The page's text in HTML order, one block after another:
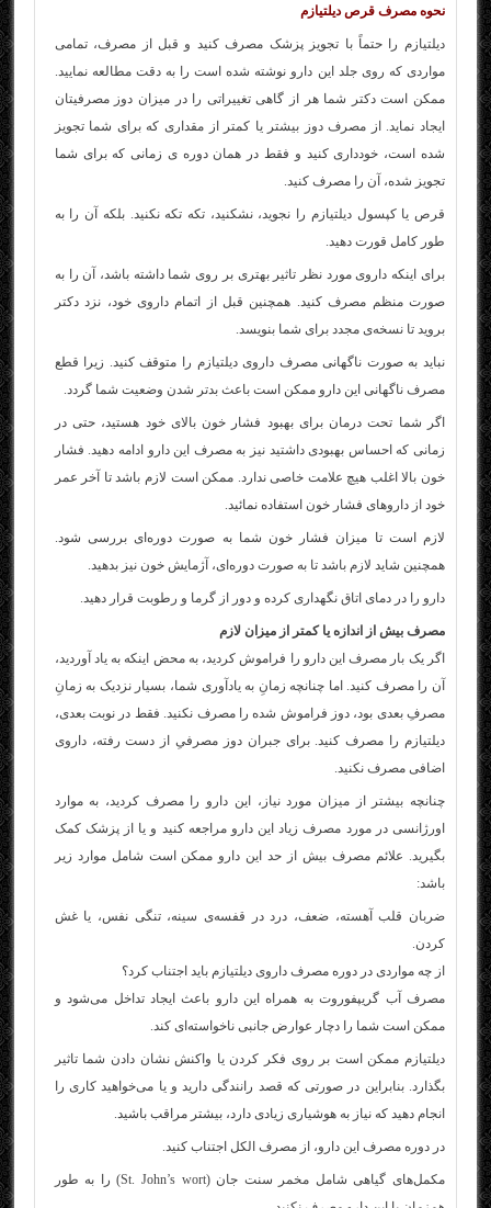
نحوه مصرف قرص دیلتیازم
دیلتیازم را حتماً با تجویز پزشک مصرف کنید و قبل از مصرف، تمامی
مواردی که روی جلد این دارو نوشته شده است را به دقت مطالعه نمایید.
ممکن است دکتر شما هر از گاهی تغییراتی را در میزان دوز مصرفیتان
ایجاد نماید. از مصرف دوز بیشتر یا کمتر از مقداری که برای شما تجویز
شده است، خودداری کنید و فقط در همان دوره ی زمانی که برای شما
تجویز شده، آن را مصرف کنید.
قرص یا کپسول دیلتیازم را نجوید، نشکنید، تکه تکه نکنید. بلکه آن را به
طور کامل قورت دهید.
برای اینکه داروی مورد نظر تاثیر بهتری بر روی شما داشته باشد، آن را به
صورت منظم مصرف کنید. همچنین قبل از اتمام داروی خود، نزد دکتر
بروید تا نسخه‌ی مجدد برای شما بنویسد.
نباید به صورت ناگهانی مصرف داروی دیلتیازم را متوقف کنید. زیرا قطع
مصرف ناگهانی این دارو ممکن است باعث بدتر شدن وضعیت شما گردد.
اگر شما تحت درمان برای بهبود فشار خون بالای خود هستید، حتی در
زمانی که احساس بهبودی داشتید نیز به مصرف این دارو ادامه دهید. فشار
خون بالا اغلب هیچ علامت خاصی ندارد. ممکن است لازم باشد تا آخر عمر
خود از داروهای فشار خون استفاده نمائید.
لازم است تا میزان فشار خون شما به صورت دوره‌ای بررسی شود.
همچنین شاید لازم باشد تا به صورت دوره‌ای، آژمایش خون نیز بدهید.
دارو را در دمای اتاق نگهداری کرده و دور از گرما و رطوبت قرار دهید.
مصرف بیش از اندازه یا کمتر از میزان لازم
اگر یک بار مصرف این دارو را فراموش کردید، به محض اینکه به یاد آوردید،
آن را مصرف کنید. اما چنانچه زمانِ به یادآوری شما، بسیار نزدیک به زمانِ
مصرفِ بعدی بود، دوز فراموش شده را مصرف نکنید. فقط در نوبت بعدی،
دیلتیازم را مصرف کنید. برای جبران دوز مصرفیِ از دست رفته، داروی
اضافی مصرف نکنید.
چنانچه بیشتر از میزان مورد نیاز، این دارو را مصرف کردید، به موارد
اورژانسی در مورد مصرف زیاد این دارو مراجعه کنید و یا از پزشک کمک
بگیرید. علائم مصرف بیش از حد این دارو ممکن است شامل موارد زیر
باشد:
ضربان قلب آهسته، ضعف، درد در قفسه‌ی سینه، تنگی نفس، یا غش
کردن.
از چه مواردی در دوره مصرف داروی دیلتیازم باید اجتناب کرد؟
مصرف آب گریپفوروت به همراه این دارو باعث ایجاد تداخل می‌شود و
ممکن است شما را دچار عوارض جانبی ناخواسته‌ای کند.
دیلتیازم ممکن است بر روی فکر کردن یا واکنش نشان دادن شما تاثیر
بگذارد. بنابراین در صورتی که قصد رانندگی دارید و یا می‌خواهید کاری را
انجام دهید که نیاز به هوشیاری زیادی دارد، بیشتر مراقب باشید.
در دوره مصرف این دارو، از مصرف الکل اجتناب کنید.
مکمل‌های گیاهی شامل مخمر سنت جان (St. John’s wort) را به طور